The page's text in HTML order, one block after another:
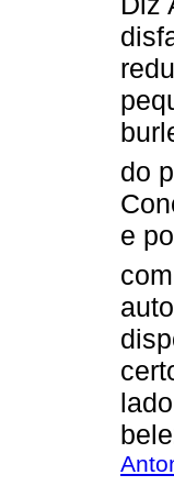
do
e